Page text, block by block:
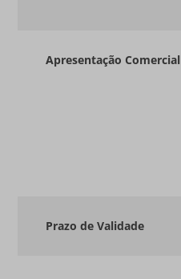
Apresentação Comercial
Prazo de Validade